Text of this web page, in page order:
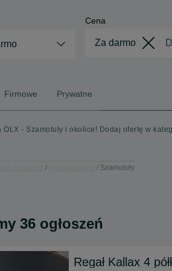
Cena
Firmowe Prywatne
OLX - Szamotuły i okolice! Dodaj ofertę w
Szamotuły
36 ogłoszeń
Regał Kallax 4